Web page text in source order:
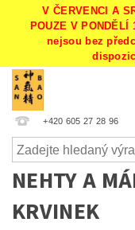
V ČERVENCI A
POUZE V
nejsou bez
+420 605 27 28 96
NEHTY A
KRVINEK